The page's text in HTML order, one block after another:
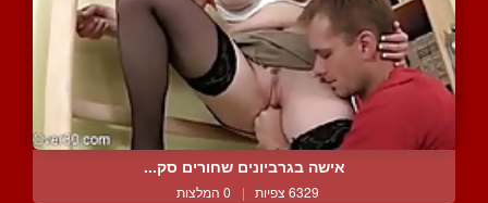
אישה בגרביונים שחורים סק...
6329 צפיות | 0 המלצות